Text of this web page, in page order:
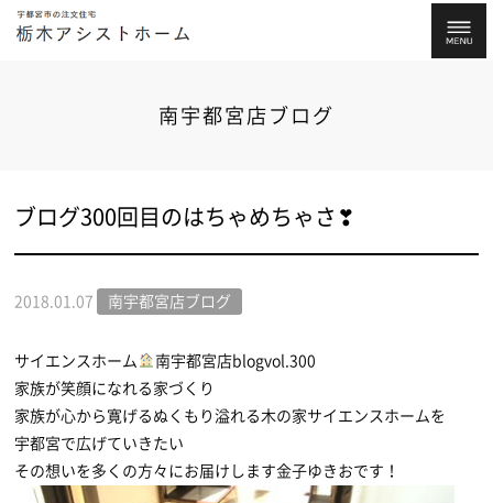
南宇都宮店ブログ
ブログ300回目のはちゃめちゃさ❣
2018.01.07 南宇都宮店ブログ
サイエンスホーム
南宇都宮店blogvol.300
家族が笑顔になれる家づくり
家族が心から寛げるぬくもり溢れる木の家サイエンスホームを
宇都宮で広げていきたい
その想いを多くの方々にお届けします金子ゆきおです！